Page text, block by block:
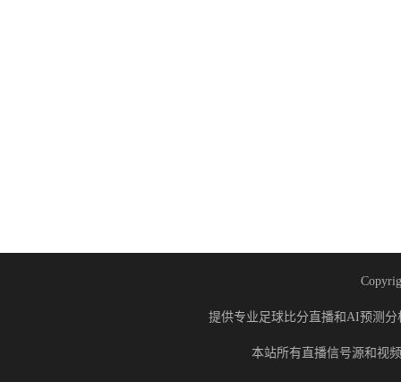
提供专业足球比分直播和AI预测
本站所有直播信号源和视